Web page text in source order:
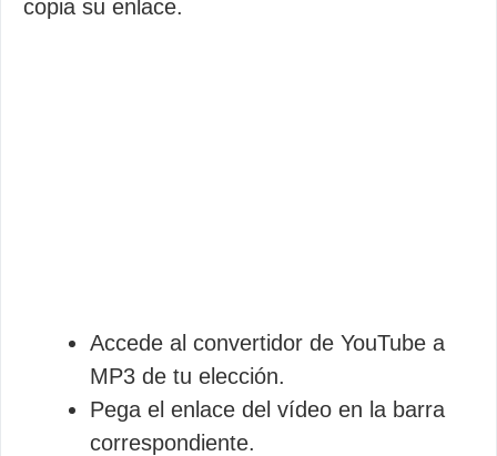
copia su enlace.
Accede al convertidor de YouTube a
MP3 de tu elección.
Pega el enlace del vídeo en la barra
correspondiente.